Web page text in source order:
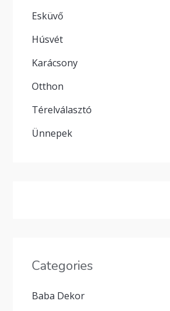
Esküvő
Húsvét
Karácsony
Otthon
Térelválasztó
Ünnepek
Categories
Baba Dekor